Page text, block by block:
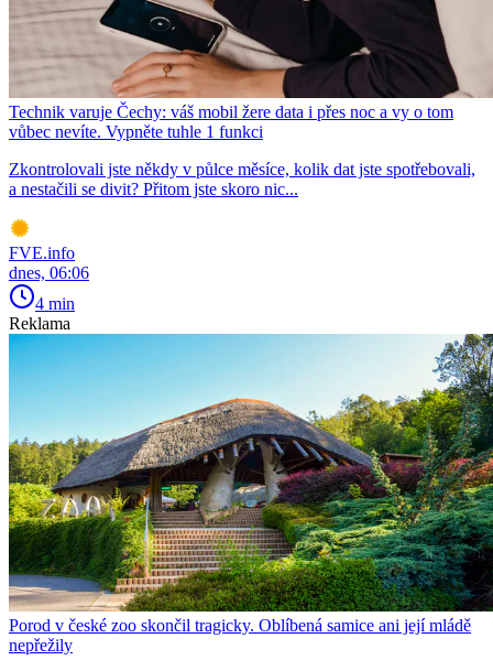
Technik varuje Čechy: váš mobil žere data i přes noc a vy o tom
vůbec nevíte. Vypněte tuhle 1 funkci
Zkontrolovali jste někdy v půlce měsíce, kolik dat jste spotřebovali,
a nestačili se divit? Přitom jste skoro nic...
FVE.info
dnes, 06:06
4 min
Reklama
Porod v české zoo skončil tragicky. Oblíbená samice ani její mládě
nepřežily